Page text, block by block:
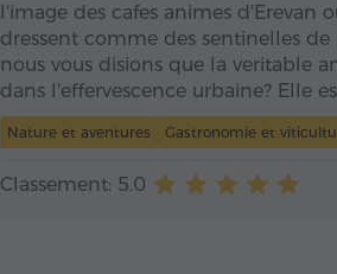
l'image des cafes animes d'Erevan
dressent comme des sentinelles de
nous vous disions que la veritable
dans l'effervescence urbaine? Elle
Nature et aventures Gastronomie et
Classement: 5.0